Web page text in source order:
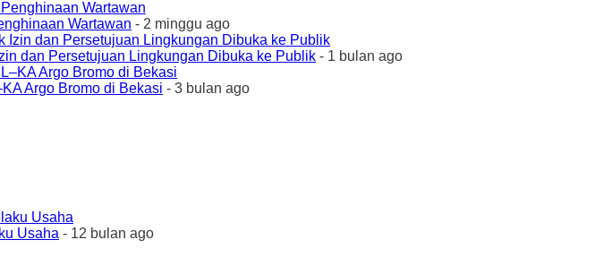
Wartawan - 2 minggu ago
dan Persetujuan Lingkungan Dibuka ke Publik - 1 bulan ago
Argo Bromo di Bekasi - 3 bulan ago
Usaha - 12 bulan ago